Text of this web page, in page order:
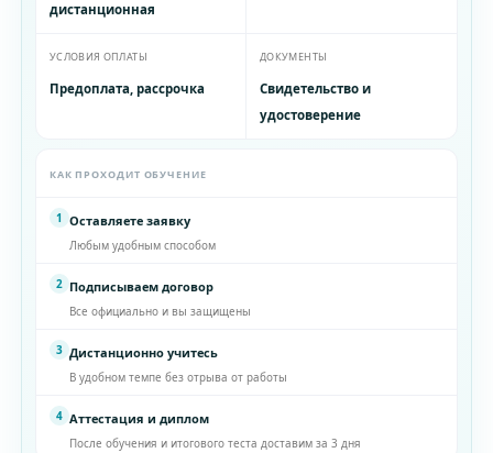
дистанционная
УСЛОВИЯ ОПЛАТЫ
Предоплата, рассрочка
ДОКУМЕНТЫ
Свидетельство и
удостоверение
КАК ПРОХОДИТ ОБУЧЕНИЕ
1 Оставляете заявку
Любым удобным способом
2 Подписываем договор
Все официально и вы защищены
3 Дистанционно учитесь
В удобном темпе без отрыва от работы
4 Аттестация и диплом
После обучения и итогового теста доставим за 3 дня